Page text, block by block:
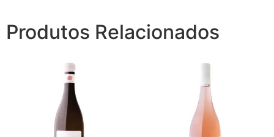
Produtos Relacionados